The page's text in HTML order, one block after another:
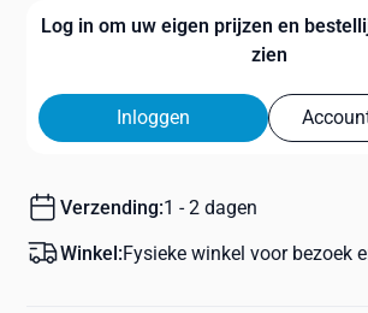
Log in om uw eigen prijzen en
zien
Inloggen
Verzending:1 - 2 dagen
Winkel:Fysieke winkel voor bezoek